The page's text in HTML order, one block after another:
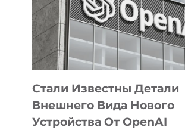
РАЗВИТИЮ
ЭКОСИСТЕМЫ
ИСКУССТВЕННОГО
ИНТЕЛЛЕКТА
Стали Известны Детали
Внешнего Вида Нового
Устройства От OpenAI